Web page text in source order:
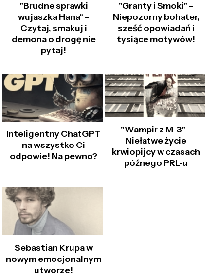
"Brudne sprawki
wujaszka Hana" –
Czytaj, smakuj i
demona o drogę nie
pytaj!
"Granty i Smoki" –
Niepozorny bohater,
sześć opowiadań i
tysiące motywów!
Inteligentny ChatGPT
na wszystko Ci
odpowie! Na pewno?
"Wampir z M-3" –
Niełatwe życie
krwiopijcy w czasach
późnego PRL-u
Sebastian Krupa w
nowym emocjonalnym
utworze!